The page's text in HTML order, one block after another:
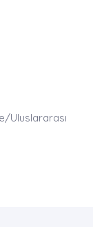
Uluslararası